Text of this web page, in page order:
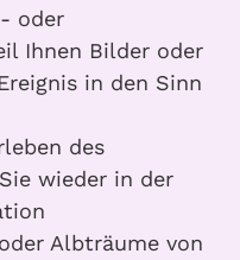
oder
Ihnen Bilder oder
in den Sinn
des
wieder in der
Albträume von